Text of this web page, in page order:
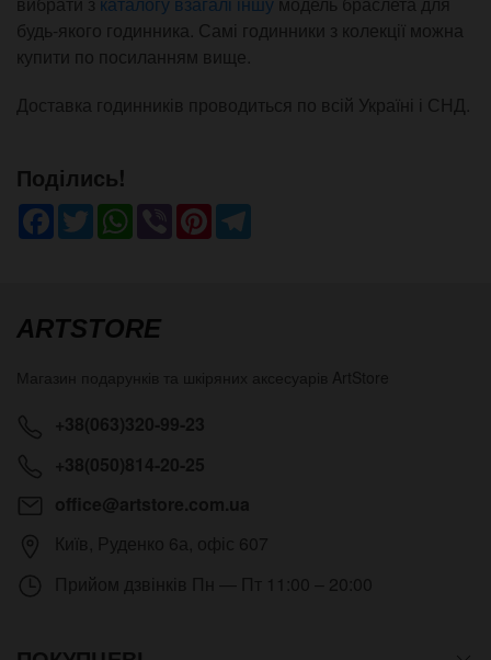
будь-якого годинника. Самі годинники з колекції можна
купити по посиланням вище.
Доставка годинників проводиться по всій Україні і СНД.
Поділись!
Facebook
TwitterWhatsApp
ViberPinterest
ARTSTORE